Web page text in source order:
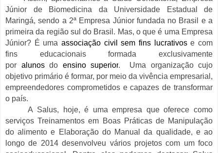
Júnior de Biomedicina da Universidade Estadual de
Maringá, sendo a 2ª Empresa Júnior fundada no Brasil e a
primeira da região sul do Brasil. Mas, o que é uma Empresa
Júnior? É uma associação civil sem fins lucrativos e com
fins educacionais formada exclusivamente
por alunos do ensino superior.
Uma organização cujo
objetivo primário é formar, por meio da vivência empresarial,
empreendedores comprometidos e capazes de transformar
o país.
A Salus, hoje, é uma empresa que oferece como
serviços Treinamentos em Boas Práticas de Manipulação
do alimento e Elaboração do Manual da qualidade, e ao
longo de 2014 desenvolveu vários projetos com um foco